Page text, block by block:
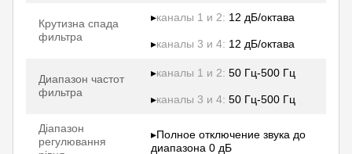
Крутизна спада
фильтра
▸каналы 1 и 2: 12 дБ/октава
▸каналы 3 и 4: 12 дБ/октава
Диапазон частот
фильтра
▸каналы 1 и 2: 50 Гц-500 Гц
▸каналы 3 и 4: 50 Гц-500 Гц
Діапазон
регулювання
▸Полное отключение звука до
диапазона 0 дБ